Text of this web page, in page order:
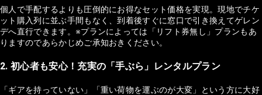
個人で手配するよりも圧倒的にお得なセット価格を実現。現地でチケ
ット購入列に並ぶ手間もなく、到着後すぐに窓口で引き換えてゲレン
デへ直行できます。※プランによっては「リフト券無し」プランもあ
りますのであらかじめご承知おきください。
2. 初心者も安心！充実の「手ぶら」レンタルプラン
「ギアを持っていない」「重い荷物を運ぶのが大変」という方に大好